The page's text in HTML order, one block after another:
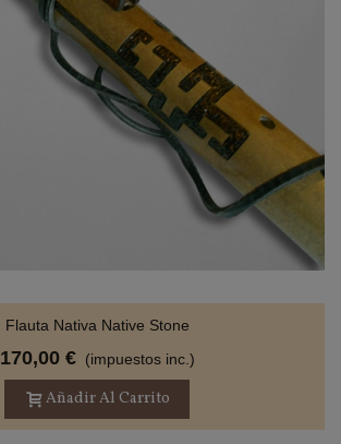
Flauta Nativa Native Stone
170,00 € (impuestos inc.)
Añadir Al Carrito